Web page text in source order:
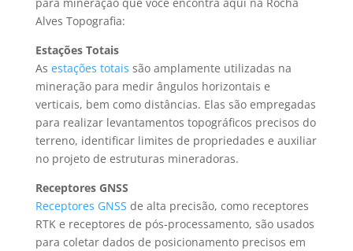
Alves Topografia:
Estações Totais
As estações totais são amplamente utilizadas na
mineração para medir ângulos horizontais e
verticais, bem como distâncias. Elas são empregadas
para realizar levantamentos topográficos precisos do
terreno, identificar limites de propriedades e auxiliar
no projeto de estruturas mineradoras.
Receptores GNSS
Receptores GNSS de alta precisão, como receptores
RTK e receptores de pós-processamento, são usados
para coletar dados de posicionamento precisos em